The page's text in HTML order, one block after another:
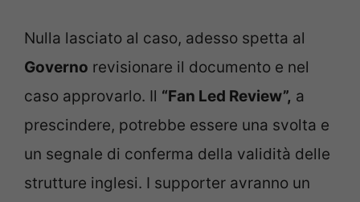
Nulla lasciato al caso, adesso spetta al
Governo revisionare il documento e nel
caso approvarlo. Il “Fan Led Review”, a
prescindere, potrebbe essere una svolta e
un segnale di conferma della validità delle
strutture inglesi. I supporter avranno un